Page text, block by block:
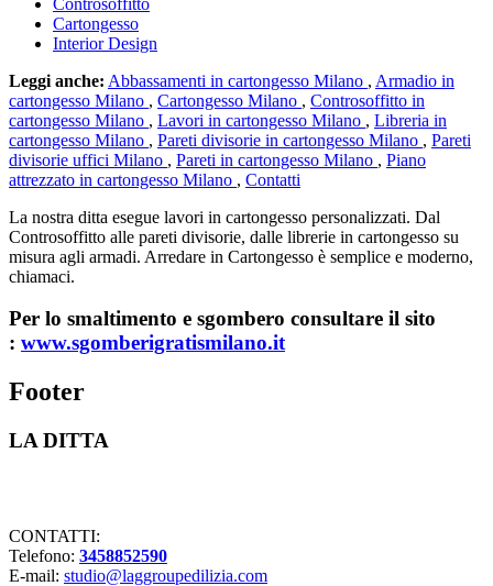
Cartongesso
Interior Design
Leggi anche: Abbassamenti in cartongesso Milano , Armadio in
cartongesso Milano , Cartongesso Milano , Controsoffitto in
cartongesso Milano , Lavori in cartongesso Milano , Libreria in
cartongesso Milano , Pareti divisorie in cartongesso Milano , Pareti
divisorie uffici Milano , Pareti in cartongesso Milano , Piano
attrezzato in cartongesso Milano , Contatti
La nostra ditta esegue lavori in cartongesso personalizzati. Dal
Controsoffitto alle pareti divisorie, dalle librerie in cartongesso su
misura agli armadi. Arredare in Cartongesso è semplice e moderno,
chiamaci.
Per lo smaltimento e sgombero consultare il sito
: www.sgomberigratismilano.it
Footer
LA DITTA
CONTATTI:
Telefono: 3458852590
E-mail: studio@laggroupedilizia.com